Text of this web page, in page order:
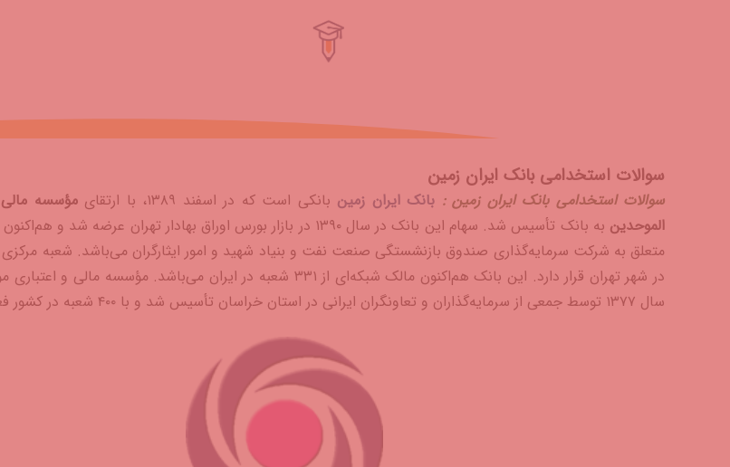
سوالات استخدامی بانک ایران زمین
سوالات استخدامی بانک ایران زمین : بانک ایران زمین بانکی است که در اسفند ۱۳۸۹، با ارتقای
مؤسسه مالی
الموحدین
به بانک تأسیس شد. سهام این بانک در سال ۱۳۹۰ در بازار بورس اوراق بهادار تهران عرضه
متعلق به شرکت سرمایه‌گذاری صندوق بازنشستگی صنعت نفت و بنیاد شهید و امور ایثارگران می‌باشد. شعبه مرکزی
در شهر تهران قرار دارد. این بانک هم‌اکنون مالک شبکه‌ای از ۳۳۱ شعبه در ایران می‌باشد. مؤسسه
سال ۱۳۷۷ توسط جمعی از سرمایه‌گذاران و تعاونگران ایرانی در استان خراسان تأسیس شد و با ۴۰۰ شعبه در کشور فعالیت می‌نمود.